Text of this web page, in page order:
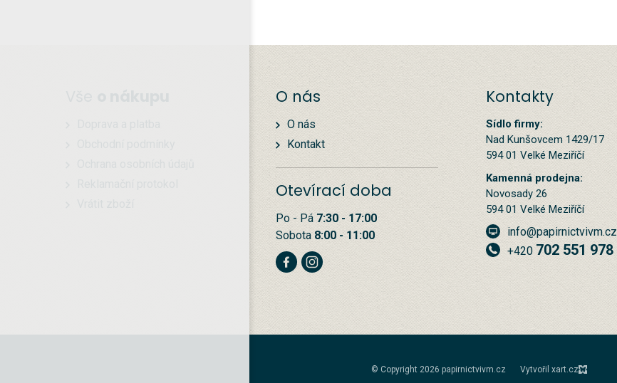
O nás
O nás
Kontakt
Otevírací doba
Po - Pá 7:30 - 17:00
Sobota 8:00 - 11:00
Kontakty
Sídlo firmy:
Nad Kunšovcem 1429/17
594 01 Velké Meziříčí
Kamenná prodejna:
Novosady 26
594 01 Velké Meziříčí
info@papirnictvivm.cz
+420 702 551 978
© Copyright 2026 papirnictvivm.cz Vytvořil xart.cz